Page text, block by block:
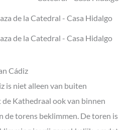
Cádiz
is niet alleen van buiten
Kathedraal ook van binnen
de torens beklimmen. De toren is